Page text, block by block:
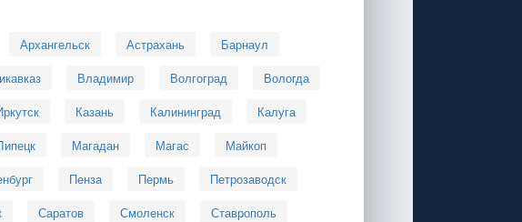
Архангельск Астрахань
Барнаул
Владимир Волгоград
Вологда
Казань Калининград
Калуга
Магадан Магас
Майкоп
Пенза Пермь
Петрозаводск
Саратов Смоленск
Ставрополь